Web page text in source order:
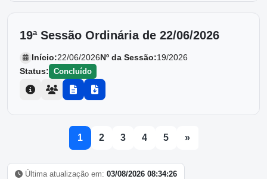
19ª Sessão Ordinária de 22/06/2026
Início:22/06/2026Nº da Sessão:19/2026
Status: Concluído
1 2 3 4 5 »
Última atualização em: 03/08/2026 08:34:26